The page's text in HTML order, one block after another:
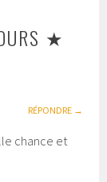
★
RÉPONDRE
chance et